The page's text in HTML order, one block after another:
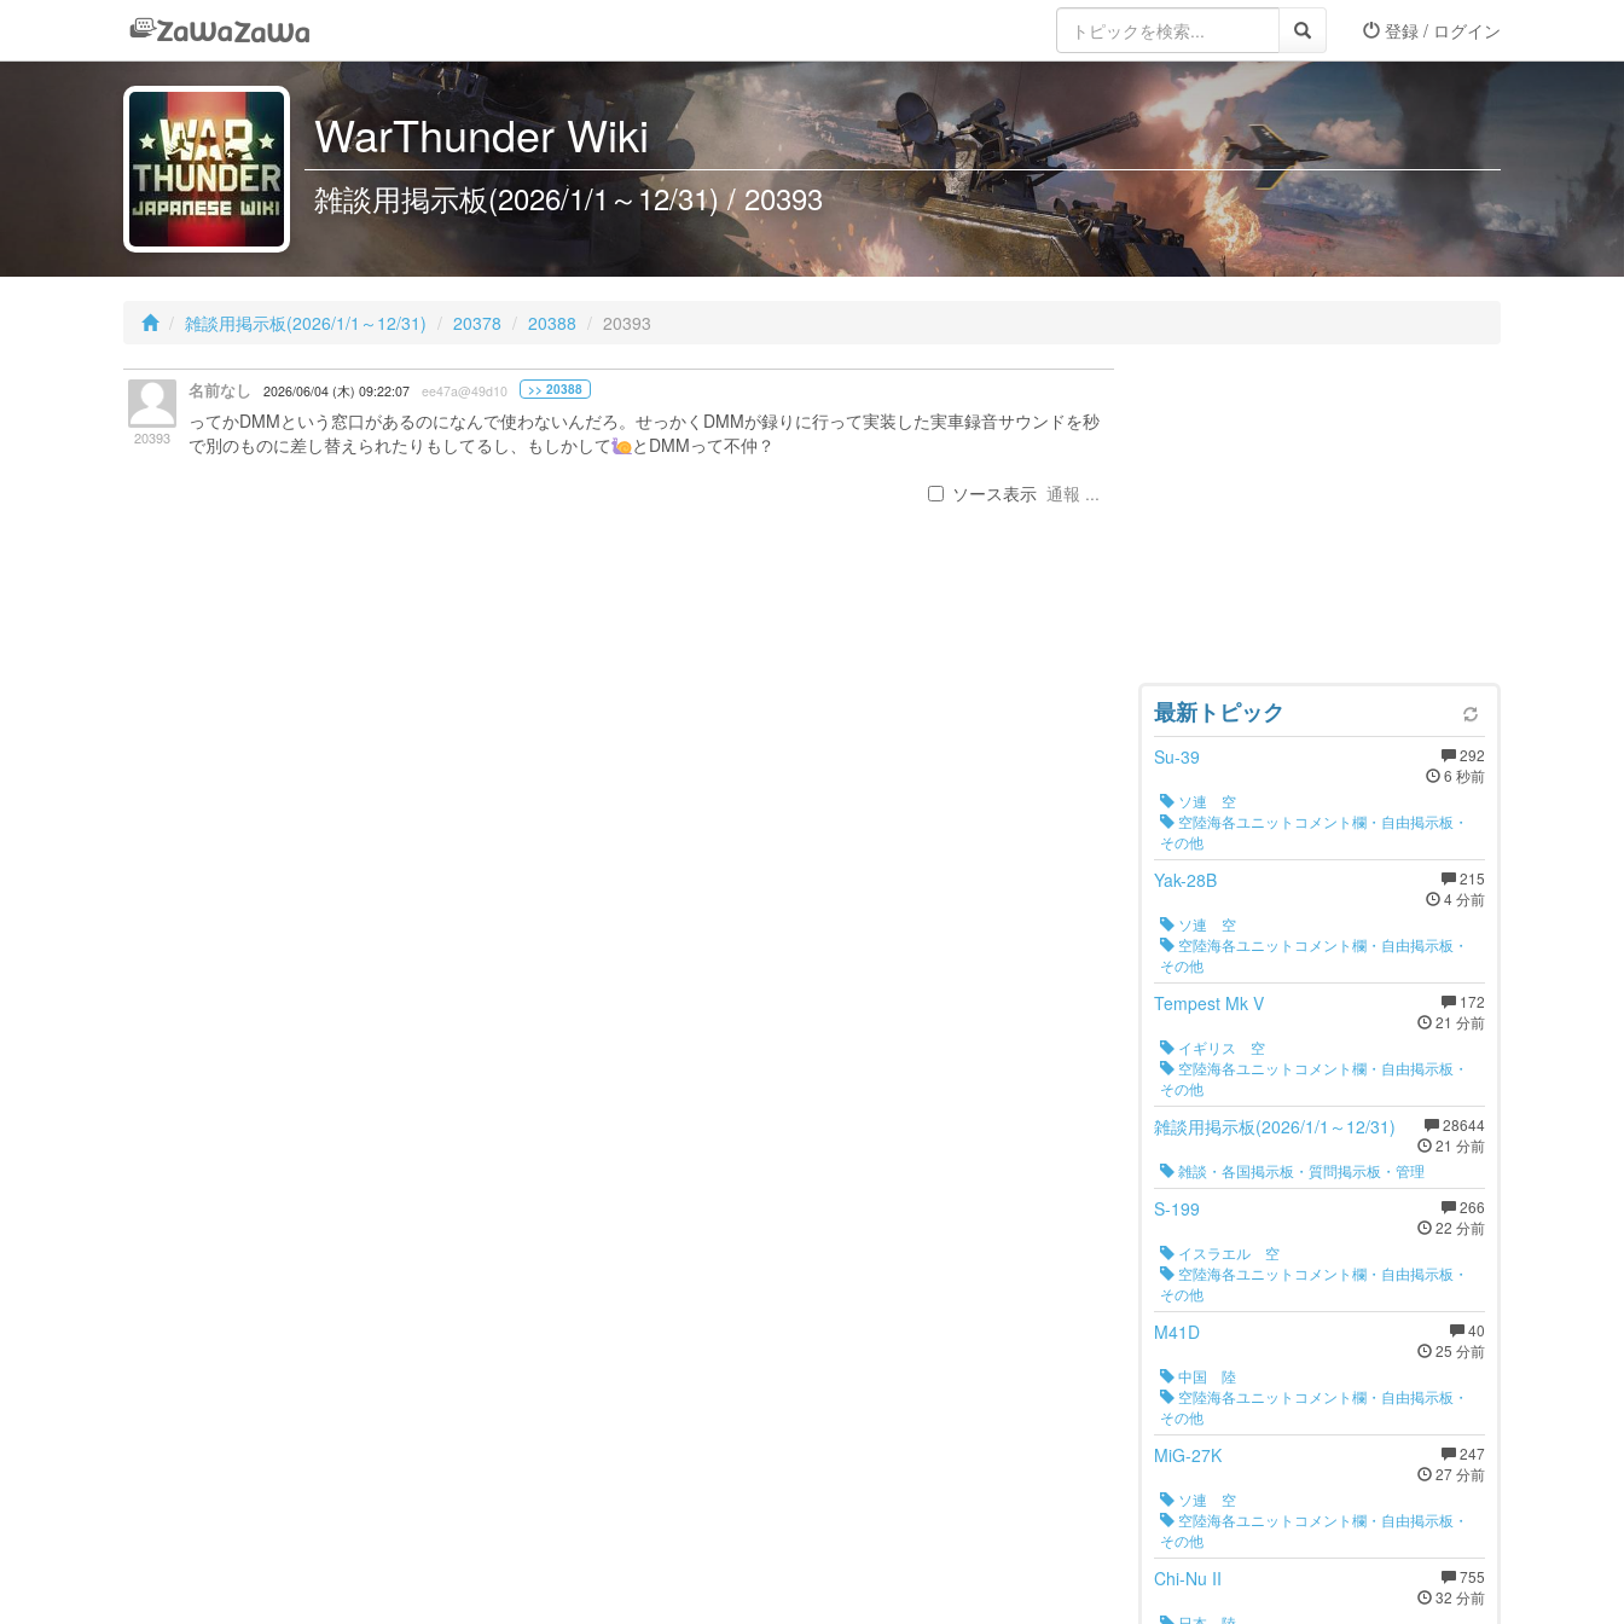
登録 / ログイン
WarThunder Wiki
雑談用掲示板(2026/1/1～12/31) / 20393
雑談用掲示板(2026/1/1～12/31) 20378 20388 20393
20393
名前なし 2026/06/04 (木) 09:22:07 ee47a@49d10 >> 20388
ってかDMMという窓口があるのになんで使わないんだろ。せっかくDMMが録りに行って実装した実車録音サウンドを秒
で別のものに差し替えられたりもしてるし、もしかして
とDMMって不仲？
ソース表示 通報 ...
最新トピック
292
6 秒前
Su-39
ソ連 空
空陸海各ユニットコメント欄・自由掲示板・
その他
215
4 分前
Yak-28B
ソ連 空
空陸海各ユニットコメント欄・自由掲示板・
その他
172
21 分前
Tempest Mk V
イギリス 空
空陸海各ユニットコメント欄・自由掲示板・
その他
28644
21 分前
雑談用掲示板(2026/1/1～12/31)
雑談・各国掲示板・質問掲示板・管理
266
22 分前
S-199
イスラエル 空
空陸海各ユニットコメント欄・自由掲示板・
その他
40
25 分前
M41D
中国 陸
空陸海各ユニットコメント欄・自由掲示板・
その他
247
27 分前
MiG-27K
ソ連 空
空陸海各ユニットコメント欄・自由掲示板・
その他
755
32 分前
Chi-Nu II